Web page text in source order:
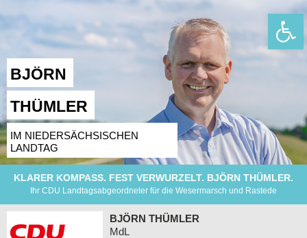
BJÖRN
THÜMLER
IM NIEDERSÄCHSISCHEN
LANDTAG
KLARER KOMPASS. FEST VERWURZELT. BJÖRN THÜMLER.
Ihr CDU Landtagsabgeordneter für die Wesermarsch und Rastede
BJÖRN THÜMLER
MdL